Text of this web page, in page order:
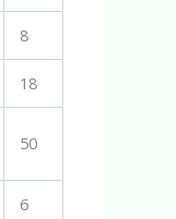
8
18
50
6